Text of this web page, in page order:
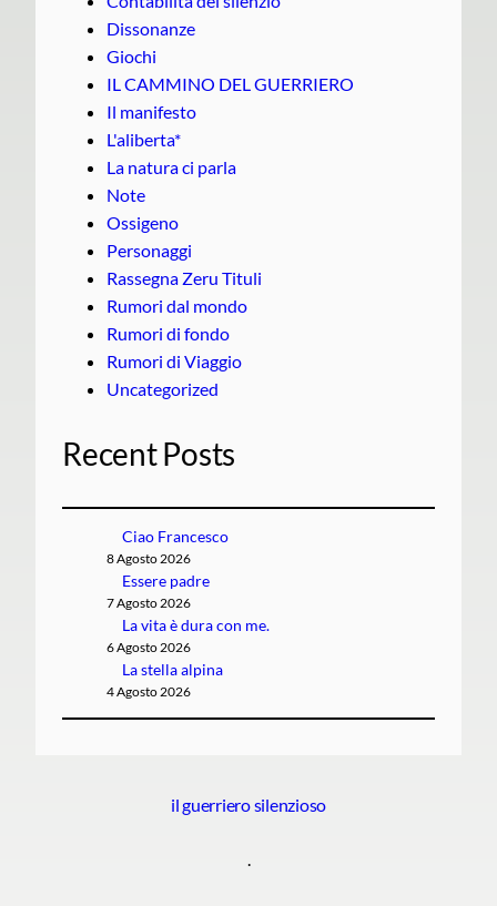
Dissonanze
Giochi
IL CAMMINO DEL GUERRIERO
Il manifesto
L'aliberta*
La natura ci parla
Note
Ossigeno
Personaggi
Rassegna Zeru Tituli
Rumori dal mondo
Rumori di fondo
Rumori di Viaggio
Uncategorized
Recent Posts
Ciao Francesco
8 Agosto 2026
Essere padre
7 Agosto 2026
La vita è dura con me.
6 Agosto 2026
La stella alpina
4 Agosto 2026
il guerriero silenzioso
.